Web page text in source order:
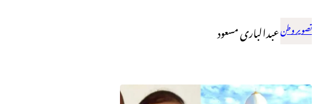
تصویر وطنعبدالباری مسعود